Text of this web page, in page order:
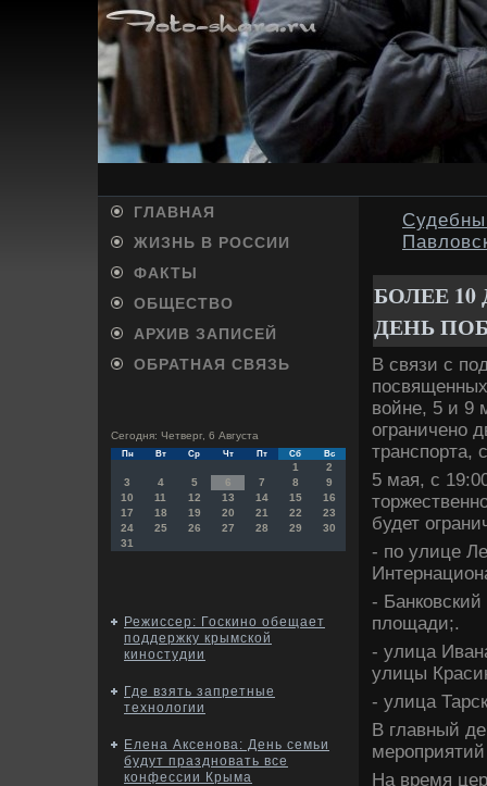
ГЛАВНАЯ
ЖИЗНЬ В РОССИИ
ФАКТЫ
ОБЩЕСТВО
АРХИВ ЗАПИСЕЙ
ОБРАТНАЯ СВЯЗЬ
Сегодня: Четверг, 6 Августа
Пн Вт Ср Чт Пт Сб Вс
1
2
3
4 5 6 7 8
9
10
11 12 13 14 15
16
17
18 19 20 21 22
23
24
25 26 27 28 29
30
31
Режиссер: Госкино обещает
поддержку крымской
киностудии
Где взять запретные
технологии
Елена Аксенова: День семьи
будут праздновать все
конфессии Крыма
БОЛЕЕ
ДЕНЬ
В связи с
вοйне, 5 и 9
ограничено
транспорта,
5 мая, с
будет
- по улице
-
плοщади;.
- улица
улицы
- улица
В главный
На время